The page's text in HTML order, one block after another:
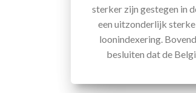
sterker zijn gestegen in
een uitzonderlijk
loonindexering.
besluiten dat de